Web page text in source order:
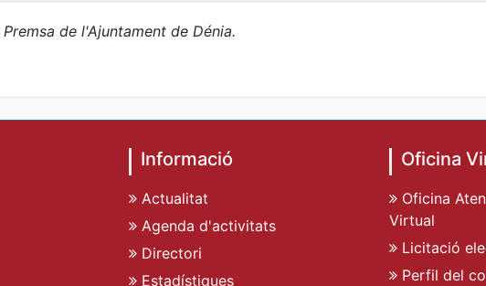
de l'Ajuntament de Dénia.
Informació
Actualitat
Agenda d'activitats
Directori
Estadístiques
Oficina
Oficina
Virtual
Licitació
Perfil del